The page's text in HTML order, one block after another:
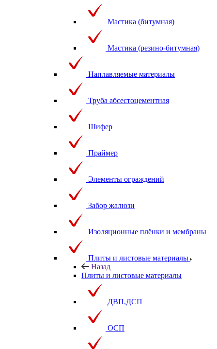
Мастика (битумная)
Мастика (резино-битумная)
Наплавляемые материалы
Труба абсестоцементная
Шифер
Праймер
Элементы ограждений
Забор жалюзи
Изоляционные плёнки и мембраны
Плиты и листовые материалы
Назад
Плиты и листовые материалы
ДВП,ДСП
ОСП